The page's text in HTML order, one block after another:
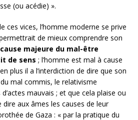
(ou acédie) ».
ces vices, l’homme moderne se prive
de mieux comprendre son
majeure du mal-être
de sens ; l’homme est mal à cause
plus il a l’interdiction de dire que son
mal commis, le relativisme
d’actes mauvais ; et que cela plaise ou
aux âmes les causes de leur
de Gaza : « par la pratique du